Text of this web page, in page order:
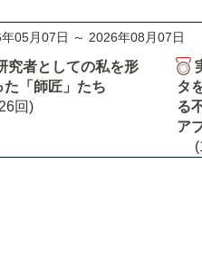
05月07日 ～ 2026年08月07日
究者としての私を形
た「師匠」たち
回)
タ
る
ア